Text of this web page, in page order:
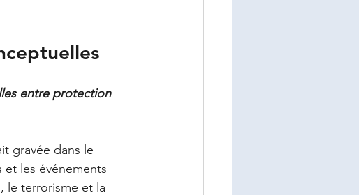
entre protection
gravée dans le
les événements
le terrorisme et la